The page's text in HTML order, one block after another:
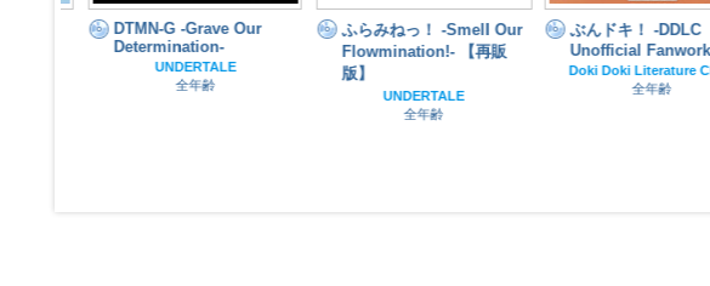
DTMN-G -Grave Our
Determination-
UNDERTALE
全年齢
ふらみねっ！ -Smell Our
Flowmination!- 【再販
版】
UNDERTALE
全年齢
ぶんドキ！ -DDLC
Unofficial Fanworks!-
Doki Doki Literature Club!
全年齢